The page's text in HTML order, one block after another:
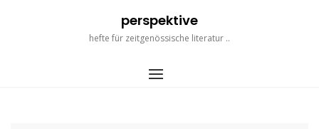
perspektive
hefte für zeitgenössische literatur ..